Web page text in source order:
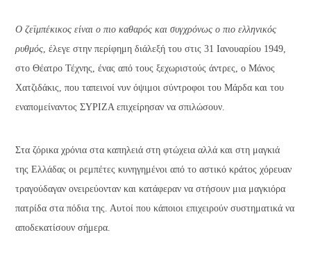
Ο ζεϊμπέκικος είναι ο πιο καθαρός και συγχρόνως ο πιο ελληνικός
ρυθμός , έλεγε στην περίφημη διάλεξή του στις 31 Ιανουαρίου 1949,
στο Θέατρο Τέχνης, ένας από τους ξεχωριστούς άντρες, ο Μάνος
Χατζιδάκις, που ταπεινοί νυν όψιμοι σύντροφοι του Μάρδα και του
εναπομείναντος ΣΥΡΙΖΑ επιχείρησαν να σπιλώσουν.
Στα ζόρικα χρόνια στα καπηλειά στη φτώχεια αλλά και στη μαγκιά
της Ελλάδας οι ρεμπέτες κυνηγημένοι από το αστικό κράτος χόρευαν
τραγούδαγαν ονειρεύονταν και κατάφεραν να στήσουν μια μαγκιόρα
πατρίδα στα πόδια της. Αυτοί που κάποιοι επιχειρούν συστηματικά να
αποδεκατίσουν σήμερα.